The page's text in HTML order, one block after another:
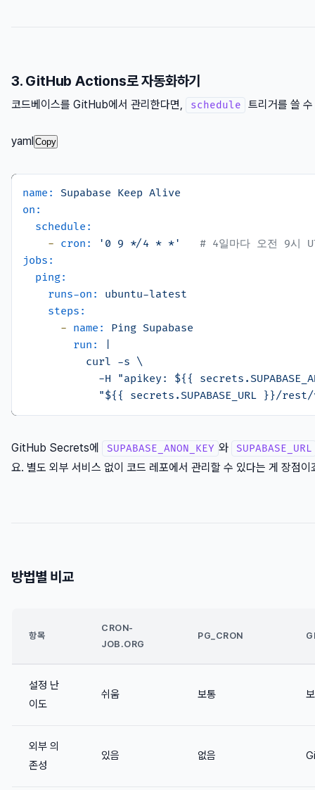
3. GitHub Actions로 자동화하기
코드베이스를 GitHub에서 관리한다면, schedule 트리거를 쓸
yaml Copy
name: Supabase Keep Alive
on:
schedule:
- cron: '0 9 */4 * *'
# 4일마다 오전 9시
jobs:
ping:
runs-on:
ubuntu-latest
steps:
- name: Ping Supabase
run:
          curl -s \
-H "apikey: ${{
GitHub Secrets에 SUPABASE_ANON_KEY 와 SUPABASE_URL
요. 별도 외부 서비스 없이 코드 레포에서 관리할 수 있다는 게 장점이
방법별 비교
항목
CRON-
JOB.ORG
PG_CRON
설정 난
이도
쉬움 보통
외부 의
존성
있음 없음